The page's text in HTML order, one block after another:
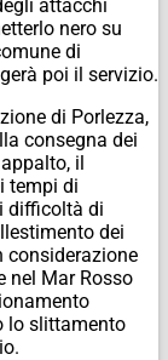
attacchi
nero su
di
poi il servizio.
di Porlezza,
consegna dei
il
tempi di
difficoltà di
dei
considerazione
nel Mar Rosso
lo slittamento